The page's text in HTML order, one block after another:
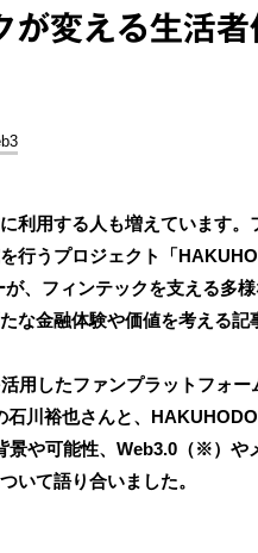
変える生活者
利用する人も増えています。
行うプロジェクト「
、フィンテックを支える多
な金融体験や価値を考える記
用したファンプラットフォ
川裕也さんと、
景や可能性、Web3.0（※）や
いて語り合いました。